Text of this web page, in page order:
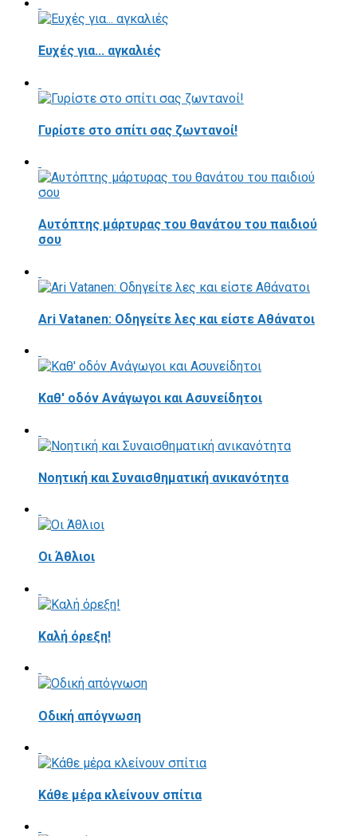
Ευχές για... αγκαλιές
Γυρίστε στο σπίτι σας ζωντανοί!
Αυτόπτης μάρτυρας του θανάτου του παιδιού
σου
Ari Vatanen: Οδηγείτε λες και είστε Αθάνατοι
Καθ' οδόν Ανάγωγοι και Ασυνείδητοι
Νοητική και Συναισθηματική ανικανότητα
Οι Άθλιοι
Καλή όρεξη!
Οδική απόγνωση
Κάθε μέρα κλείνουν σπίτια